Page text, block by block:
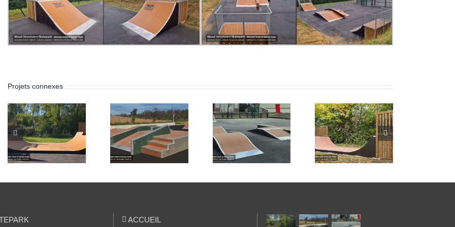
Projets connexes
Skatepark de
Ghisonaccia
(Corse 2B)
Skatepark de
Artannes-sur-
Indre (37)
Skatepark de St-
Romain-au-Mont-
d’Or (69)
ACCUEIL